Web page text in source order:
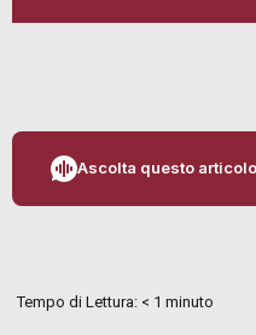
Ascolta questo articolo
Tempo di Lettura: < 1 minuto